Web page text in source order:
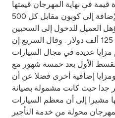
UK
Kingdom of Bahrain
في نهاية المهرجان قيمتها
62 ألف دولار أمريكي، بالإضافة إلى كوبون مقابل كل 500
العميل للدخول إلى السحبين
الباقيين ومجموع جوائزهما 125 ألف دولار . وقال السريع إن
عديدة في مجال السيارات
الأول بعد خمسة شهور مع
إضافية أخرى فضلا عن أن
جدا حيث كانت مشمولة بصيانة
مشيرا إلى أن معظم السيارات
محولة من خدمة التأجير